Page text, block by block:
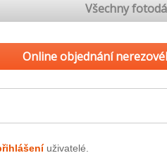
Všechny
Online objednání
uživatelé.